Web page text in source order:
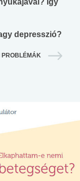
Így
depresszió?